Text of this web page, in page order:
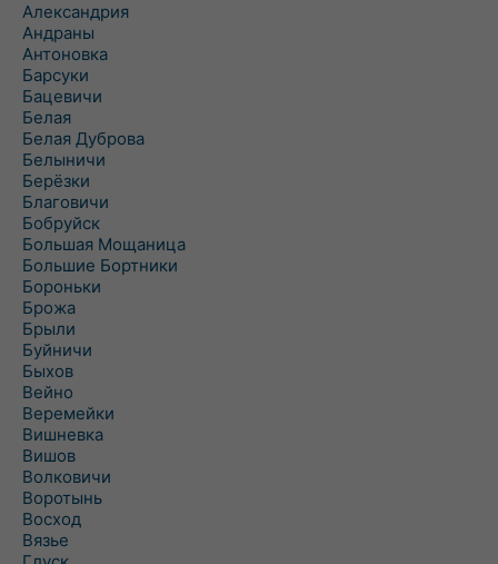
Александрия
Андраны
Антоновка
Барсуки
Бацевичи
Белая
Белая Дуброва
Белыничи
Берёзки
Благовичи
Бобруйск
Большая Мощаница
Большие Бортники
Бороньки
Брожа
Брыли
Буйничи
Быхов
Вейно
Веремейки
Вишневка
Вишов
Волковичи
Воротынь
Восход
Вязье